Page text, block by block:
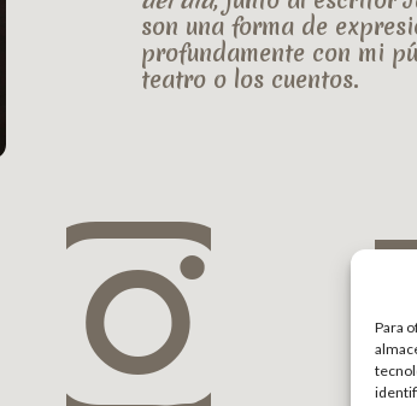
Para
son una forma de
profundamente con mi
teatro o los cuentos.